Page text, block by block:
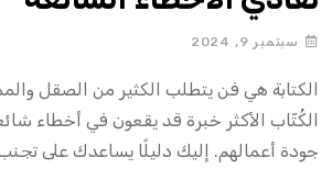
سبتمبر 9, 2024
الكتابة هي فن يتطلب الكثير من الصقل
الكُتّاب الأكثر خبرة قد يقعون في أخطاء
جودة أعمالهم. إليك دليلًا يساعدك على